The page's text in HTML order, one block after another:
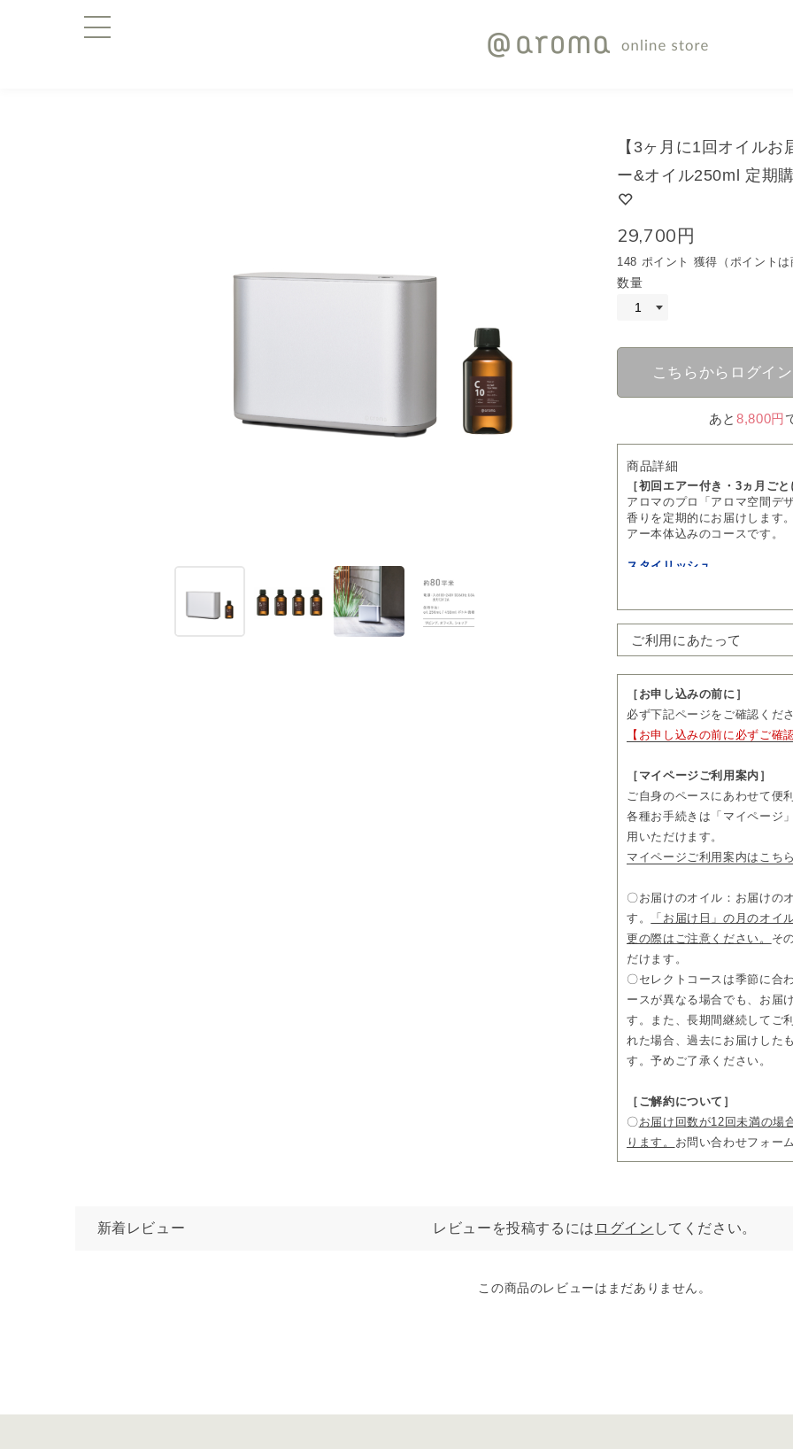
【3ヶ月に1回オイル
ー&オイル250ml 定期
29,700円
148 ポイント 獲得（ポイントは
数量
こちらからログイ
あと8,800円
商品詳細
［初回エアー付き・3ヵ月ご
アロマのプロ「アロマ空間デ
香りを定期的にお届けします
アー本体込みのコースです。
スタイリッシュ
季節に合ったおすすめの「
ます。
・香りに慣れている方に
▼お届けの香りはこちら
「エッセンシャルオイル
＊お届け年月は左下に記載が
プロフェッショナルディフュ
熱を使わずに、エッセンシャ
ロ仕様のディフューザーです。
9段階の香り濃度調整とON/
能。
ご自宅から商業空間まで、ラ
ブルに実現します。
▼「エアー」の特集ページは
お届けについて
［解約自由］2回目以降いつで
［返却自由］
※定期購入の初回のお届け日
ご注文時にご指定いただける
ご指定いただかない場合、10
ご継続の方にプレゼント！
お支払いについて
［送料無料］約25％OFF3
お届け内容(頻度：3ヵ月に1度)
・初回：エアー、オイル250ml
＊お支払いはお届けごとに、
ご利用にあたって
［お申し込みの前に］
必ず下記ページをご確認くださ
【お申し込みの前に必ずご確
［マイページご利用案内］
ご自身のペースにあわせて便
各種お手続きは「マイページ
用いただけます。
マイページご利用案内はこちら
〇お届けのオイル：お届けの
す。
「お届け日」の月のオイ
更の際はご注意ください。 そ
だけます。
〇セレクトコースは季節に合
ースが異なる場合でも、お届
す。また、長期間継続してご
れた場合、過去にお届けした
す。予めご了承ください。
［ご解約について］
〇お届け回数が12回未満の場
ります。 お問い合わせフォー
新着レビュー レビューを投稿するには ログイン してください。
この商品のレビューはまだありません。